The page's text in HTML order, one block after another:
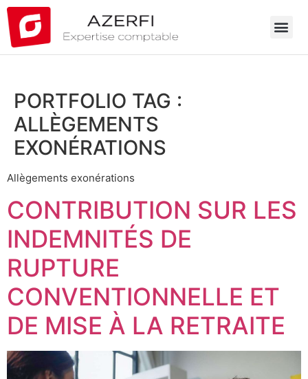
PORTFOLIO TAG :
ALLÈGEMENTS
EXONÉRATIONS
Allègements exonérations
CONTRIBUTION SUR LES
INDEMNITÉS DE
RUPTURE
CONVENTIONNELLE ET
DE MISE À LA RETRAITE